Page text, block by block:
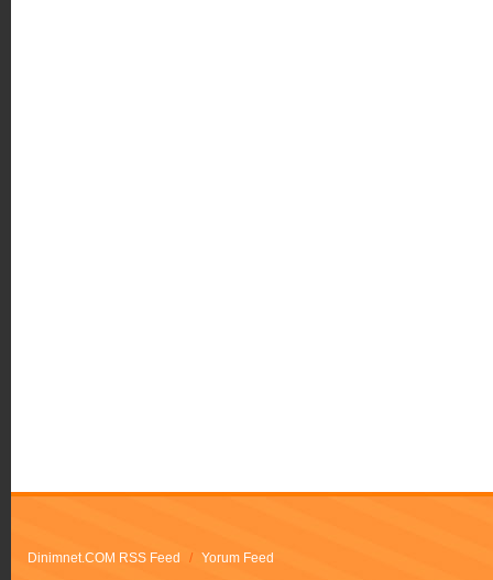
Dinimnet.COM RSS Feed / Yorum Feed